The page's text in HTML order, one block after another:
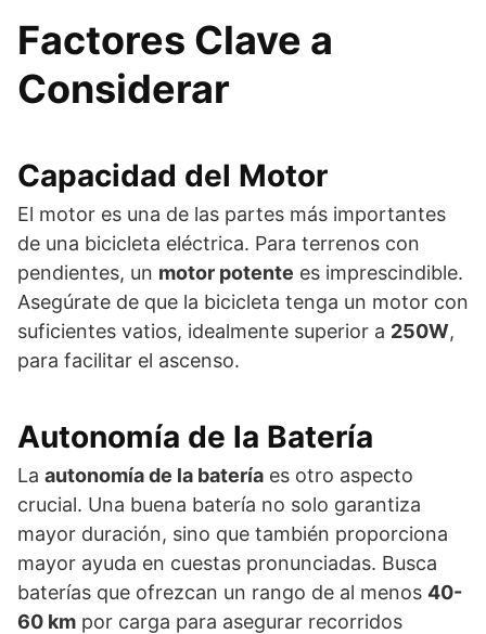
Factores Clave a
Considerar
Capacidad del Motor
El motor es una de las partes más importantes
de una bicicleta eléctrica. Para terrenos con
pendientes, un motor potente es imprescindible.
Asegúrate de que la bicicleta tenga un motor con
suficientes vatios, idealmente superior a 250W,
para facilitar el ascenso.
Autonomía de la Batería
La autonomía de la batería es otro aspecto
crucial. Una buena batería no solo garantiza
mayor duración, sino que también proporciona
mayor ayuda en cuestas pronunciadas. Busca
baterías que ofrezcan un rango de al menos 40-
60 km por carga para asegurar recorridos